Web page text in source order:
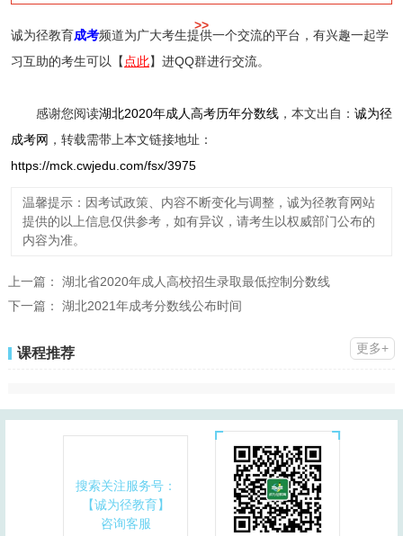
>>
诚为径教育成考频道为广大考生提供一个交流的平台，有兴趣一起学
习互助的考生可以【 点此】进QQ群进行交流。
感谢您阅读湖北2020年成人高考历年分数线，本文出自： 诚为径
成考网 ，转载需带上本文链接地址：
https://mck.cwjedu.com/fsx/3975
温馨提示：因考试政策、内容不断变化与调整，诚为径教育网站
提供的以上信息仅供参考，如有异议，请考生以权威部门公布的
内容为准。
上一篇： 湖北省2020年成人高校招生录取最低控制分数线
下一篇： 湖北2021年成考分数线公布时间
课程推荐 更多+
搜索关注服务号：
【诚为径教育】
咨询客服